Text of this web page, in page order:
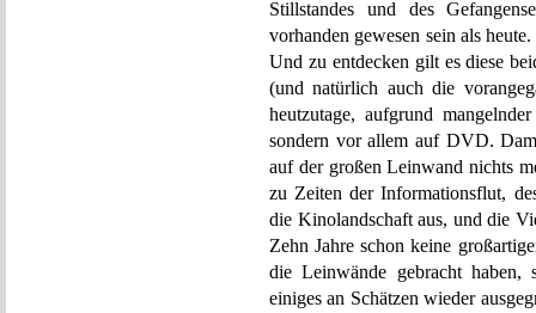
Stillstandes und des
vorhanden gewesen sein als
Und zu entdecken gilt es diese
(und natürlich auch die
heutzutage, aufgrund
sondern vor allem auf DVD.
auf der großen Leinwand nichts
zu Zeiten der Informationsflut,
die Kinolandschaft aus, und die
Zehn Jahre schon keine
die Leinwände gebracht
einiges an Schätzen wieder